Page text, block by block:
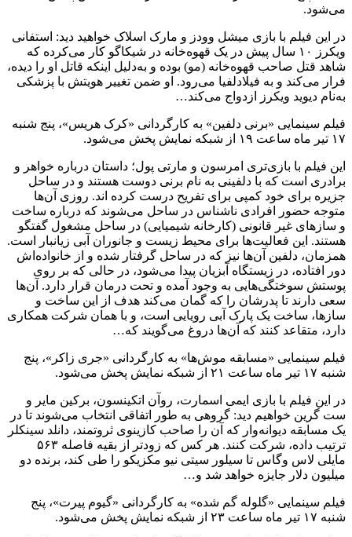
می‌شود.
در این فیلم با بازی میشل وودز و مارک اسلاک خواهید دید: استفانی
ویکرز ۱۰ سال پیش در یک قهوه‌خانه در شیکاگو کار می‌کرده که
شاهد قتل صاحب قهوه‌خانه (مو) بوده و به‌دلیل اینکه قاتل او را دیده،
فرار می‌کند و به فیلادلفیا می‌رود. او ضمن تغییر هویتش با پزشکی
به‌نام دیوید ویکرز ازدواج می‌کند…
فیلم سینمایی «برنی دلفین» به کارگردانی «کرک هریس»، پنج شنبه
۱۷ تیر ماه ساعت ۱۹ از شبکه نمایش پخش می‌شود.
این فیلم با بازی‌تری امرسون و مارتی پول؛ داستان درباره خواهر و
برادری است که با دلفینی به نام برنی دوست هستند و در ساحل
جزیره برای خود کمپی برای تفریح درست کرده اند. روزی آن‌ها
متوجه حضور افرادی ناشناس در ساحل می‌شوند که درباره ساخت
و سازهای غیر قانونی (کارخانه شیمیایی) در ساحل مشغول گفتگو
هستند. این فعالیت‌ها برای محیط زیست و جانوران آبی زیانبار است.
همزمان، دلفین آن‌ها نیز که در ساحل گرفتار شده و از خانواده‌اش
دور افتاده، در زیستگاه آبزیان پیدا می‌شود، در حالی که بر روی
پوستش سوختگی‌هایی به وجود آمده و تحت درمان قرار دارد. آن‌ها
سعی دارند تا پدرشان را که گمان می‌کند هدف از این ساخت و
سازها، ساخت یک پارک آبی رویایی است، و با همان شرکت همکاری
دارد، متقاعد کنند که آن‌ها دروغ می‌گویند که…
فیلم سینمایی «مسابقه موش‌ها» به کارگردانی «جری زاکر»، پنج
شنبه ۱۷ تیر ماه ساعت ۲۱ از شبکه نمایش پخش می‌شود.
در این فیلم با بازی ایمی اسمارت، روآن اتکینسون، برکین مایر و
ست گرین خواهیم دید: گروهی به طور اتفاقی انتخاب می‌شوند تا در
یک مسابقه دیوانه‌وار که آن را صاحب کازینوی ثروتمند، دانلد سینکلر
ترتیب داده، شرکت کنند. هر کس که زودتر از بقیه فاصله ۵۶۳
مایلی لاس وگاس تا سیلور سیتی نیو مکزیکو را طی کند، برنده دو
میلیون دلار جایزه خواهد شد و…
فیلم سینمایی «گلوله گم شده» به کارگردانی «گیوم پیرت»، پنج
شنبه ۱۷ تیر ماه ساعت ۲۳ از شبکه نمایش پخش می‌شود.